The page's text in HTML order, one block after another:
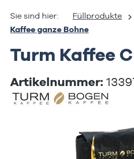
Füllprodukte
Kaffee ganze Bohne
Turm Kaffee
Artikelnummer:
Bildergalerie überspringen